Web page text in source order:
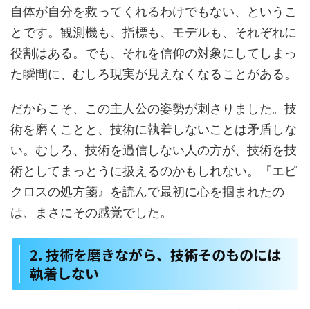
自体が自分を救ってくれるわけでもない、というこ
とです。観測機も、指標も、モデルも、それぞれに
役割はある。でも、それを信仰の対象にしてしまっ
た瞬間に、むしろ現実が見えなくなることがある。
だからこそ、この主人公の姿勢が刺さりました。技
術を磨くことと、技術に執着しないことは矛盾しな
い。むしろ、技術を過信しない人の方が、技術を技
術としてまっとうに扱えるのかもしれない。『エピ
クロスの処方箋』を読んで最初に心を掴まれたの
は、まさにその感覚でした。
2. 技術を磨きながら、技術そのものには
執着しない